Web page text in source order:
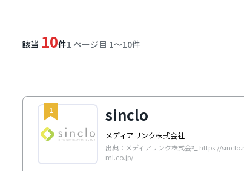
該当 10件1 ページ目 1〜10件
1 sinclo
メディアリンク株式会社
出典：メディアリンク株式会社 https://
ml.co.jp/